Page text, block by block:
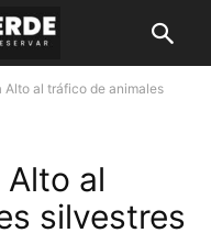
Alto al tráfico de animales
al
silvestres